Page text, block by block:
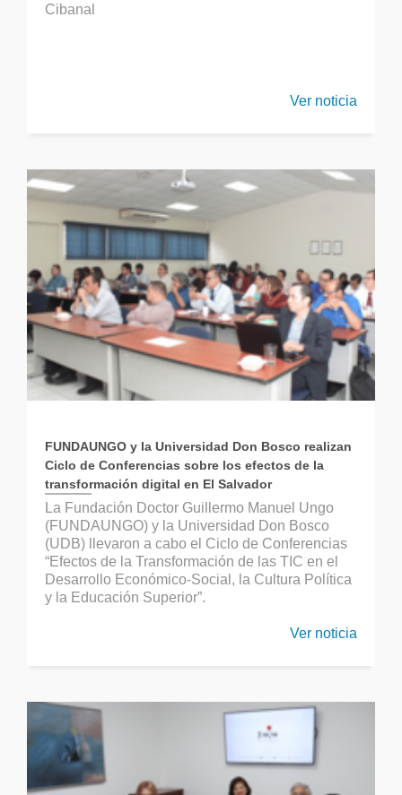
Cibanal
Ver noticia
FUNDAUNGO y la Universidad Don Bosco realizan
Ciclo de Conferencias sobre los efectos de la
transformación digital en El Salvador
La Fundación Doctor Guillermo Manuel Ungo
(FUNDAUNGO) y la Universidad Don Bosco
(UDB) llevaron a cabo el Ciclo de Conferencias
“Efectos de la Transformación de las TIC en el
Desarrollo Económico-Social, la Cultura Política
y la Educación Superior”.
Ver noticia